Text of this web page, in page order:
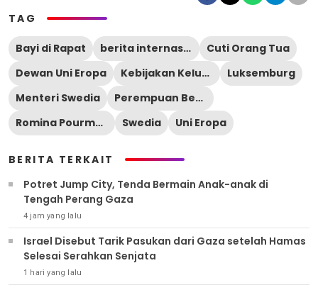
TAG
Bayi di Rapat berita internasional
Cuti Orang Tua
Dewan Uni Eropa
Kebijakan Keluarga
Luksemburg
Menteri Swedia
Perempuan Bekerja
Romina Pourmokhtari
Swedia Uni Eropa
BERITA TERKAIT
Potret Jump City, Tenda Bermain Anak-anak di
Tengah Perang Gaza
4 jam yang lalu
Israel Disebut Tarik Pasukan dari Gaza setelah Hamas
Selesai Serahkan Senjata
1 hari yang lalu